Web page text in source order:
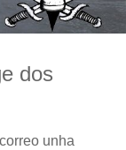
dos
unha